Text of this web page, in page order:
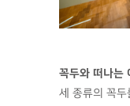
꼭두와 떠나는
세 종류의 꼭